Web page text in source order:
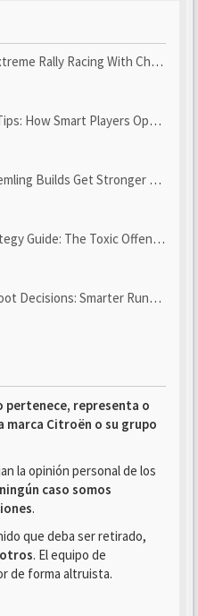
Racing With Challenging Track...
Smart Players Optimize Gear, Build...
Get Stronger With u4gm’s Ice C...
The Toxic Offensive Scheme Your ...
Smarter Runs With U4N
pertenece, representa o
marca Citroën o su grupo
la opinión personal de los
caso somos
.
que deba ser retirado,
. El equipo de
de forma altruista.